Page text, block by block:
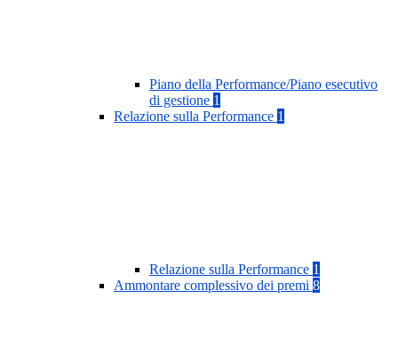
Piano della Performance/Piano esecutivo
di gestione 1
Relazione sulla Performance 1
Relazione sulla Performance 1
Ammontare complessivo dei premi 8